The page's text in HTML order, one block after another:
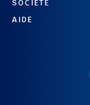
SOCIÉTÉ
AIDE